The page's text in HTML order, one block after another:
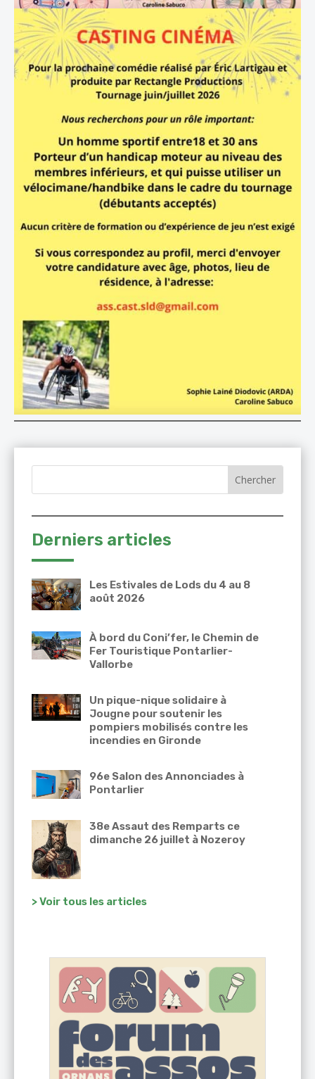
Derniers articles
Les Estivales de Lods du 4 au 8
août 2026
À bord du Coni’fer, le Chemin de
Fer Touristique Pontarlier-
Vallorbe
Un pique-nique solidaire à
Jougne pour soutenir les
pompiers mobilisés contre les
incendies en Gironde
96e Salon des Annonciades à
Pontarlier
38e Assaut des Remparts ce
dimanche 26 juillet à Nozeroy
> Voir tous les articles